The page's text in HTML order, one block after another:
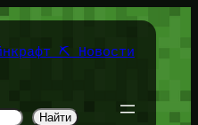
⛏️ Новости
Найти